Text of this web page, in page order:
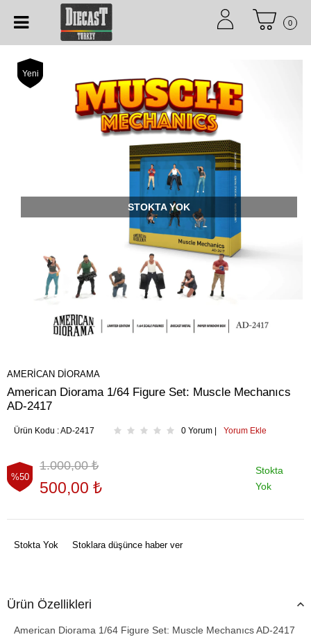
0
Yeni
STOKTA YOK
AMERICAN DIORAMA
American Diorama 1/64 Figure Set: Muscle Mechanıcs
AD-2417
Ürün Kodu :AD-2417 0 Yorum | Yorum Ekle
%50
500,00 ₺
1.000,00₺
Stokta
Yok
Stokta Yok Stoklara düşünce haber ver
Ürün Özellikleri
American Diorama 1/64 Figure Set: Muscle Mechanıcs AD-2417